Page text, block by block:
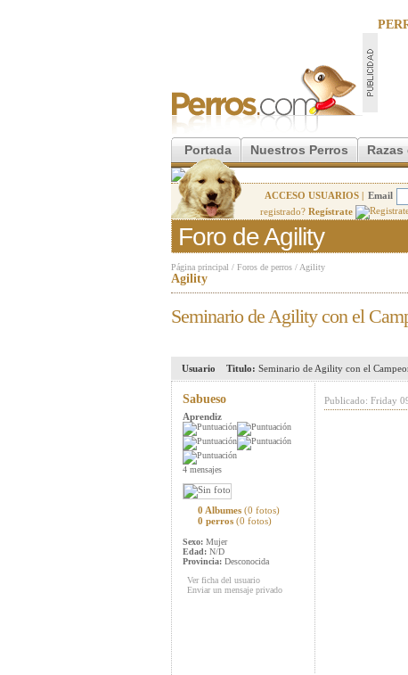
Portada Nuestros Perros Razas
ACCESO USUARIOS | Email
registrado? Regístrate
Foro de Agility
Página principal / Foros de perros / Agility
Agility
Seminario de Agility con el
Usuario Titulo: Seminario de Agility con el
Sabueso
Aprendiz
4 mensajes
0 Albumes (0 fotos)
0 perros (0 fotos)
Sexo: Mujer
Edad: N/D
Provincia: Desconocida
Ver ficha del usuario
Enviar un mensaje privado
Publicado: Friday